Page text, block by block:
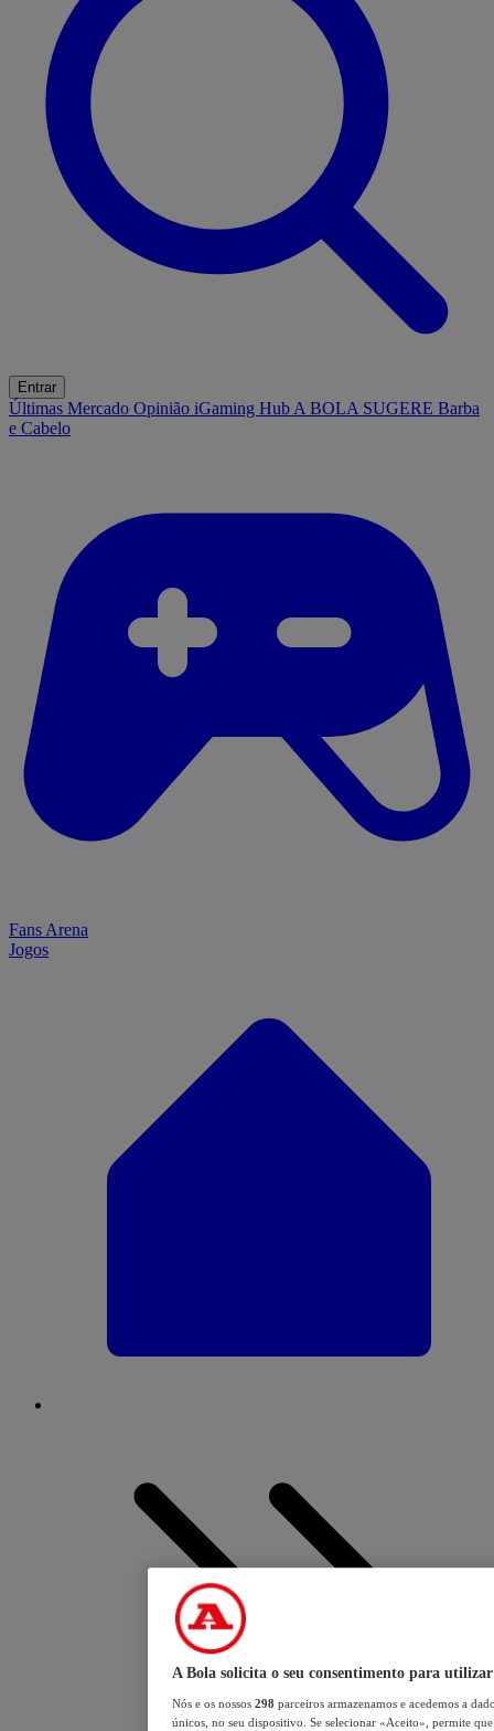
Entrar
Últimas Mercado Opinião iGaming Hub A BOLA SUGERE Barba
e Cabelo
Fans Arena
Jogos
A Bola solicita o seu consentimento para utilizar
Nós e os nossos 298 parceiros armazenamos e acedemos a
únicos, no seu dispositivo. Se selecionar «Aceito», permite